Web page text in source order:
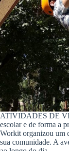
ATIVIDADES DE
escolar e de forma a
Workit organizou um
sua comunidade. A